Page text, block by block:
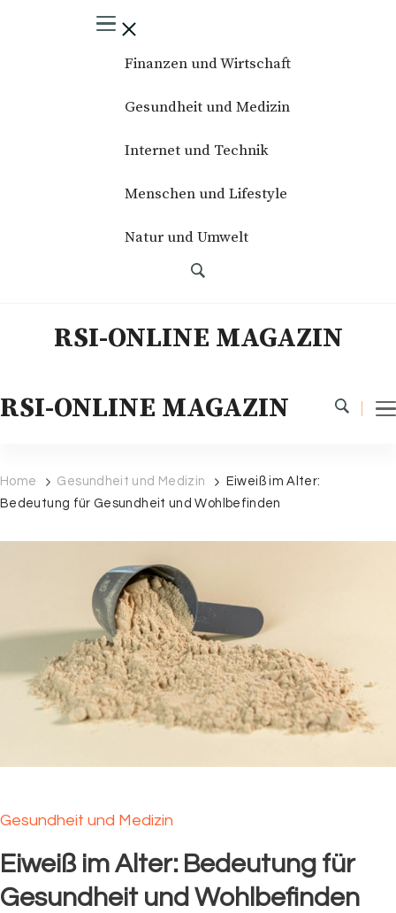
Finanzen und Wirtschaft
Gesundheit und Medizin
Internet und Technik
Menschen und Lifestyle
Natur und Umwelt
RSI-ONLINE MAGAZIN
RSI-ONLINE MAGAZIN
Home Gesundheit und Medizin
Eiweiß im Alter:
Bedeutung für Gesundheit und Wohlbefinden
Gesundheit und Medizin
Eiweiß im Alter: Bedeutung für
Gesundheit und Wohlbefinden